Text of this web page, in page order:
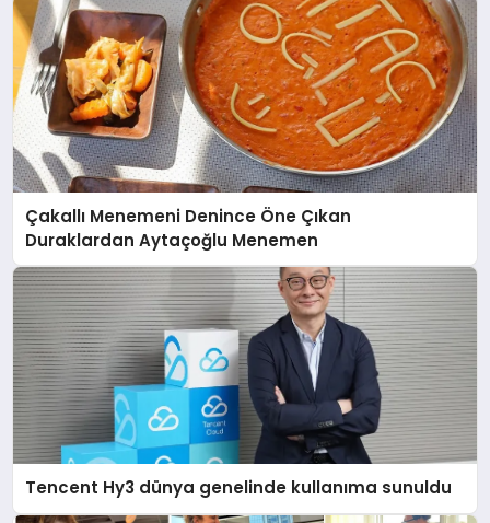
Çakallı Menemeni Denince Öne Çıkan
Duraklardan Aytaçoğlu Menemen
Tencent Hy3 dünya genelinde kullanıma sunuldu